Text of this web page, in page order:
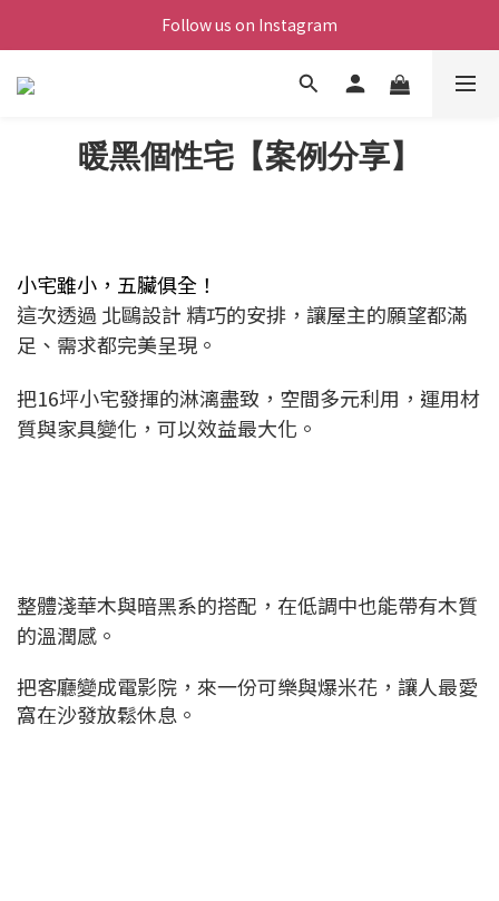
Follow us on Instagram
暖黑個性宅【案例分享】
小宅雖小，五臟俱全！
這次透過 北鷗設計 精巧的安排，讓屋主的願望都滿
足、需求都完美呈現。
把16坪小宅發揮的淋漓盡致，空間多元利用，運用材
質與家具變化，可以效益最大化。
整體淺華木與暗黑系的搭配， 在低調中也能帶有木質
的溫潤感。
把客廳變成電影院，來一份可樂與爆米花，讓人最愛
窩在沙發放鬆休息。